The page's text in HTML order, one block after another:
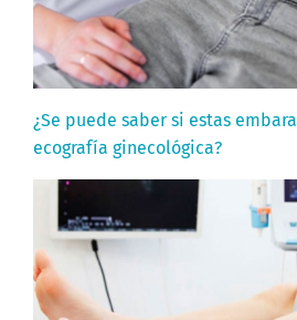
¿Se puede saber si estas
ecografía ginecológica?